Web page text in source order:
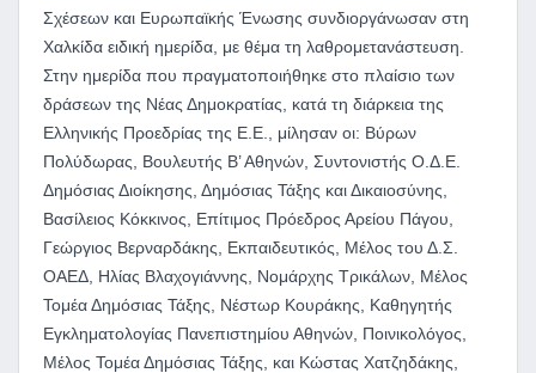
Σχέσεων και Ευρωπαϊκής Ένωσης συνδιοργάνωσαν στη
Χαλκίδα ειδική ημερίδα, με θέμα τη λαθρομετανάστευση.
Στην ημερίδα που πραγματοποιήθηκε στο πλαίσιο των
δράσεων της Νέας Δημοκρατίας, κατά τη διάρκεια της
Ελληνικής Προεδρίας της Ε.Ε., μίλησαν οι: Βύρων
Πολύδωρας, Βουλευτής Β’ Αθηνών, Συντονιστής Ο.Δ.Ε.
Δημόσιας Διοίκησης, Δημόσιας Τάξης και Δικαιοσύνης,
Βασίλειος Κόκκινος, Επίτιμος Πρόεδρος Αρείου Πάγου,
Γεώργιος Βερναρδάκης, Εκπαιδευτικός, Μέλος του Δ.Σ.
ΟΑΕΔ, Ηλίας Βλαχογιάννης, Νομάρχης Τρικάλων, Μέλος
Τομέα Δημόσιας Τάξης, Νέστωρ Κουράκης, Καθηγητής
Εγκληματολογίας Πανεπιστημίου Αθηνών, Ποινικολόγος,
Μέλος Τομέα Δημόσιας Τάξης, και Κώστας Χατζηδάκης,